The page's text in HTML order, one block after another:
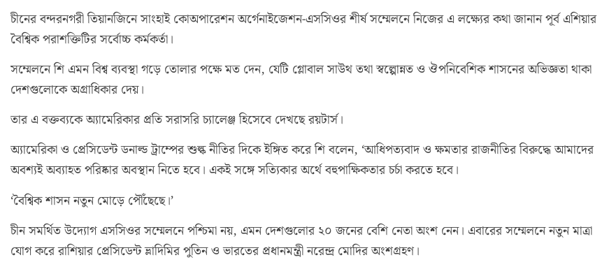
চীনের বন্দরনগরী তিয়ানজিনে সাংহাই কোঅপারেশন অর্গেনাইজেশন-এসসিওর শীর্ষ সম্মেলনে নিজের এ লক্ষ্যের কথা জানান পূর্ব এশিয়ার
বৈশ্বিক পরাশক্তিটির সর্বোচ্চ কর্মকর্তা।
সম্মেলনে শি এমন বিশ্ব ব্যবস্থা গড়ে তোলার পক্ষে মত দেন, যেটি গ্লোবাল সাউথ তথা স্বল্পোন্নত ও ঔপনিবেশিক শাসনের অভিজ্ঞতা থাকা
দেশগুলোকে অগ্রাধিকার দেয়।
তার এ বক্তব্যকে অ্যামেরিকার প্রতি সরাসরি চ্যালেঞ্জ হিসেবে দেখছে রয়টার্স।
অ্যামেরিকা ও প্রেসিডেন্ট ডনাল্ড ট্রাম্পের শুল্ক নীতির দিকে ইঙ্গিত করে শি বলেন, ‘আধিপত্যবাদ ও ক্ষমতার রাজনীতির বিরুদ্ধে আমাদের
অবশ্যই অব্যাহত পরিষ্কার অবস্থান নিতে হবে। একই সঙ্গে সত্যিকার অর্থে বহুপাক্ষিকতার চর্চা করতে হবে।
‘বৈশ্বিক শাসন নতুন মোড়ে পৌঁছেছে।’
চীন সমর্থিত উদ্যোগ এসসিওর সম্মেলনে পশ্চিমা নয়, এমন দেশগুলোর ২০ জনের বেশি নেতা অংশ নেন। এবারের সম্মেলনে নতুন মাত্রা
যোগ করে রাশিয়ার প্রেসিডেন্ট ভ্লাদিমির পুতিন ও ভারতের প্রধানমন্ত্রী নরেন্দ্র মোদির অংশগ্রহণ।